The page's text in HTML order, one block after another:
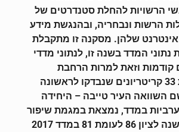
הרשויות להחלת סטנדרטים של
הרשות ונבחריה, ובהנגשת מידע
שלהן. מסקנה זו מתקבלת
נתוני המדד בשנה זו, לנתוני מדדי
קודמות וזאת למרות הרחבת
הבדיקה והוספת 33 קריטריונים שנבדקו לראשונה
לשם השוואה העיר טייבה – היחידה
במדד, נמצאת במגמת שיפור
מתמדת וזוכה השנה לציון 86 לעומת 81 במדד 2017